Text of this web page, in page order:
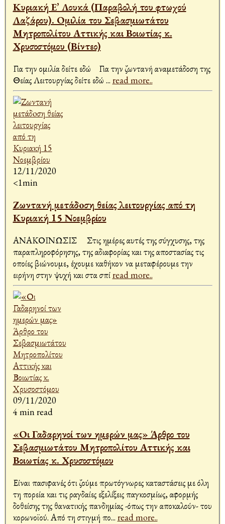
Κυριακή Ε’ Λουκά (Παραβολή του φτωχού
Λαζάρου). Ομιλία του Σεβασμιωτάτου
Μητροπολίτου Αττικής και Βοιωτίας κ.
Χρυσοστόμου (Βίντεο)
Για την ομιλία δείτε εδώ Για την ζωντανή αναμετάδοση της
Θείας Λειτουργίας δείτε εδώ ... read more..
12/11/2020
<1min
Ζωντανή μετάδoση θείας λειτουργίας από τη
Κυριακή 15 Νοεμβρίου
ΑΝΑΚΟΙΝΩΣΙΣ Στις ημέρες αυτές της σύγχυσης, της
παραπληροφόρησης, της αδιαφορίας και της αποστασίας τις
οποίες βιώνουμε, έχουμε καθήκον να μεταφέρουμε την
ειρήνη στην ψυχή και στα σπίread more..
09/11/2020
4 min read
«Οι Γαδαρηνοί των ημερών μας» Άρθρο του
Σεβασμιωτάτου Μητροπολίτου Αττικής και
Βοιωτίας κ. Χρυσοστόμου
Είναι πασιφανές ότι ζούμε πρωτόγνωρες καταστάσεις με όλη
τη πορεία και τις ραγδαίες εξελίξεις παγκοσμίως, αφορμής
δοθείσης της θανατικής πανδημίας -όπως την αποκαλούν- του
κορωνοϊού. Από τη στιγμή πο... read more..